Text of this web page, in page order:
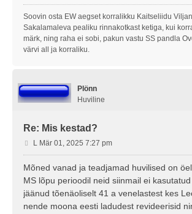
u
s
Soovin osta EW aegset korralikku Kaitseliidu
Sakalamaleva pealiku rinnakotkast ketiga, kui
märk, ning raha ei sobi, pakun vastu SS pandla
värvi all ja korraliku.
Plönn
Huviline
Re: Mis kestad?
P
o
s
i
t
u
L Mär 01, 2025 7:27 pm
Mõned vanad ja teadjamad huvilised on
MS lõpu perioodil neid siinmail ei
jäänud tõenäoliselt 41 a venelastest kes
nende moona eesti ladudest revideerisid